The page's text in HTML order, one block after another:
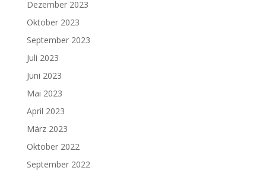
Dezember 2023
Oktober 2023
September 2023
Juli 2023
Juni 2023
Mai 2023
April 2023
März 2023
Oktober 2022
September 2022